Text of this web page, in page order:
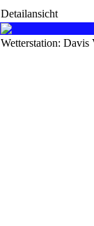
Detailansicht
Wetterstation: Davis